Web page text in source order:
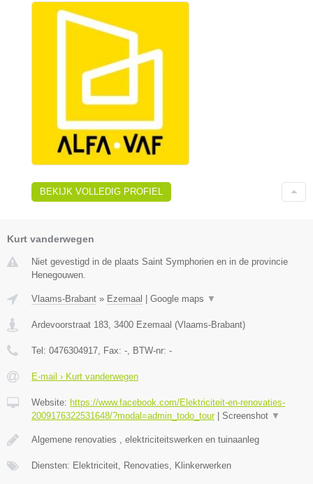
BEKIJK VOLLEDIG PROFIEL
Kurt vanderwegen
Niet gevestigd in de plaats Saint Symphorien en in de provincie
Henegouwen.
Vlaams-Brabant » Ezemaal Google maps ▼
Ardevoorstraat 183 3400 Ezemaal (Vlaams-Brabant)
Tel: 0476304917 , Fax: - , BTW-nr: -
E-mail › Kurt vanderwegen
Website: https://www.facebook.com/Elektriciteit-en-renovaties-
2009176322531648/?modal=admin_todo_tour| Screenshot ▼
Algemene renovaties , elektriciteitswerken en tuinaanleg
Diensten: Elektriciteit, Renovaties, Klinkerwerken